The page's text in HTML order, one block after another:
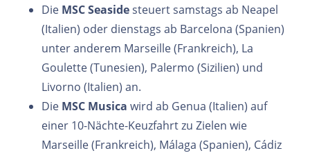
Die MSC Seasidesteuert samstags ab Neapel
(Italien) oder dienstags ab Barcelona (Spanien)
unter anderem Marseille (Frankreich), La
Goulette (Tunesien), Palermo (Sizilien) und
Livorno (Italien) an.
Die MSC Musica wird ab Genua (Italien) auf
einer 10-Nächte-Keuzfahrt zu Zielen wie
Marseille (Frankreich), Málaga (Spanien), Cádiz